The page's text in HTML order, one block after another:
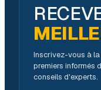
Inscrivez-vous à
premiers informés
conseils d'experts.